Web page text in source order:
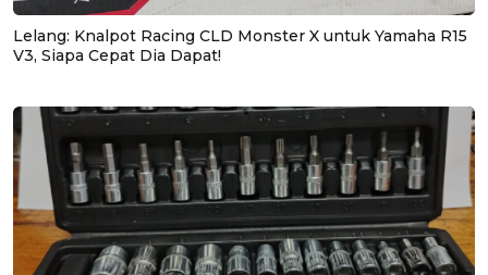
Lelang: Knalpot Racing CLD Monster X untuk Yamaha R15
V3, Siapa Cepat Dia Dapat!